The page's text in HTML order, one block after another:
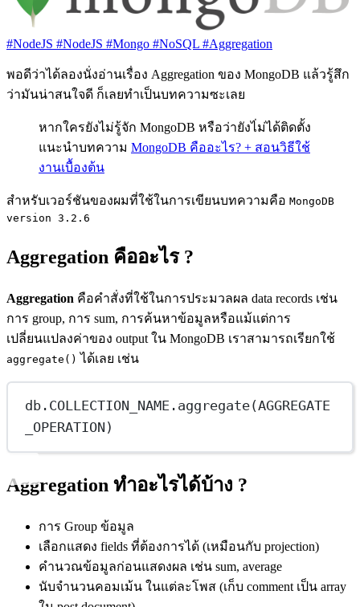
#NodeJS #NodeJS #Mongo #NoSQL #Aggregation
พอดีว่าได้ลองนั่งอ่านเรื่อง Aggregation ของ MongoDB แล้วรู้สึก
ว่ามันน่าสนใจดี ก็เลยทำเป็นบทความซะเลย
หากใครยังไม่รู้จัก MongoDB หรือว่ายังไ่ม่ได้ติดตั้ง
แนะนำบทความ MongoDB คืออะไร? + สอนวิธีใช้
งานเบื้องต้น
สำหรับเวอร์ชันของผมที่ใช้ในการเขียนบทความคือ MongoDB
version 3.2.6
Aggregation คืออะไร ?
Aggregation คือคำสั่งที่ใช้ในการประมวลผล data records เช่น
การ group, การ sum, การค้นหาข้อมูลหรือแม้แต่การ
เปลี่ยนแปลงค่าของ output ใน MongoDB เราสามารถเรียกใช้
aggregate() ได้เลย เช่น
db.COLLECTION_NAME.aggregate(AGGREGATE
_OPERATION)
Aggregation ทำอะไรได้บ้าง ?
การ Group ข้อมูล
เลือกแสดง fields ที่ต้องการได้ (เหมือนกับ projection)
คำนวณข้อมูลก่อนแสดงผล เช่น sum, average
นับจำนวนคอมเม้น ในแต่ละโพส (เก็บ comment เป็น array